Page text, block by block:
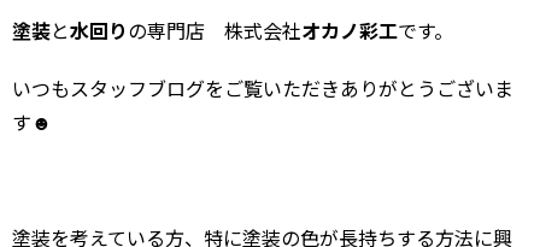
塗装と水回りの専門店 株式会社オカノ彩工です。
いつもスタッフブログをご覧いただきありがとうございま
す☻
塗装を考えている方、特に塗装の色が長持ちする方法に興